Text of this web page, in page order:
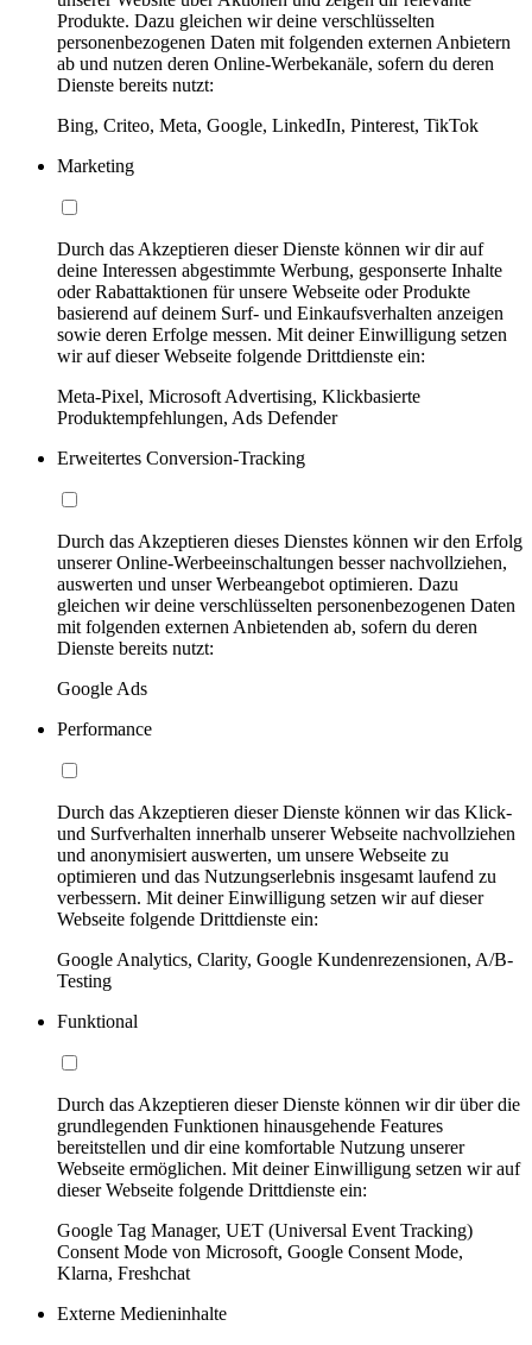
Produkte. Dazu gleichen wir deine verschlüsselten
personenbezogenen Daten mit folgenden externen Anbietern
ab und nutzen deren Online-Werbekanäle, sofern du deren
Dienste bereits nutzt:
Bing, Criteo, Meta, Google, LinkedIn, Pinterest, TikTok
Marketing
Durch das Akzeptieren dieser Dienste können wir dir auf
deine Interessen abgestimmte Werbung, gesponserte Inhalte
oder Rabattaktionen für unsere Webseite oder Produkte
basierend auf deinem Surf- und Einkaufsverhalten anzeigen
sowie deren Erfolge messen. Mit deiner Einwilligung setzen
wir auf dieser Webseite folgende Drittdienste ein:
Meta-Pixel, Microsoft Advertising, Klickbasierte
Produktempfehlungen, Ads Defender
Erweitertes Conversion-Tracking
Durch das Akzeptieren dieses Dienstes können wir den Erfolg
unserer Online-Werbeeinschaltungen besser nachvollziehen,
auswerten und unser Werbeangebot optimieren. Dazu
gleichen wir deine verschlüsselten personenbezogenen Daten
mit folgenden externen Anbietenden ab, sofern du deren
Dienste bereits nutzt:
Google Ads
Performance
Durch das Akzeptieren dieser Dienste können wir das Klick-
und Surfverhalten innerhalb unserer Webseite nachvollziehen
und anonymisiert auswerten, um unsere Webseite zu
optimieren und das Nutzungserlebnis insgesamt laufend zu
verbessern. Mit deiner Einwilligung setzen wir auf dieser
Webseite folgende Drittdienste ein:
Google Analytics, Clarity, Google Kundenrezensionen, A/B-
Testing
Funktional
Durch das Akzeptieren dieser Dienste können wir dir über die
grundlegenden Funktionen hinausgehende Features
bereitstellen und dir eine komfortable Nutzung unserer
Webseite ermöglichen. Mit deiner Einwilligung setzen wir auf
dieser Webseite folgende Drittdienste ein:
Google Tag Manager, UET (Universal Event Tracking)
Consent Mode von Microsoft, Google Consent Mode,
Klarna, Freshchat
Externe Medieninhalte